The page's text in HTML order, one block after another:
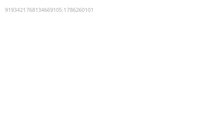
9193421768134669105:1786260101